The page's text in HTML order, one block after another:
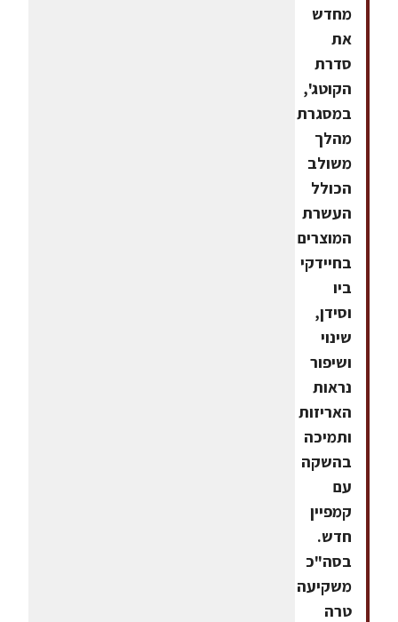
מחדש
את
סדרת
הקוטג',
במסגרת
מהלך
משולב
הכולל
העשרת
המוצרים
בחיידקי
ביו
וסידן,
שינוי
ושיפור
נראות
האריזות
ותמיכה
בהשקה
עם
קמפיין
חדש.
בסה"כ
משקיעה
טרה